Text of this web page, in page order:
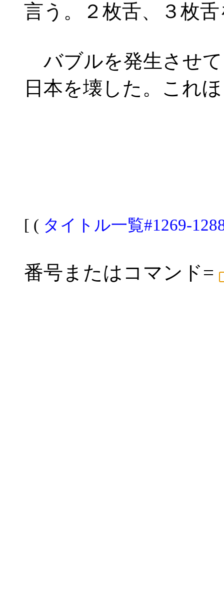
言う。２枚舌、３枚
バブルを発生させて
日本を壊した。これ
[ ( タイトル一覧#1269-
番号またはコマンド=